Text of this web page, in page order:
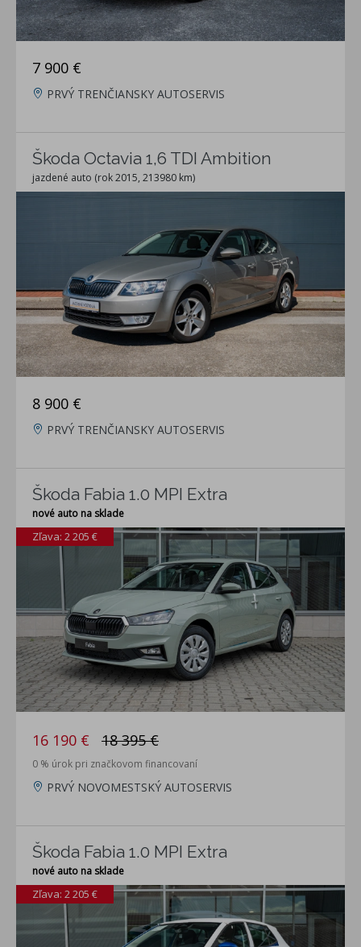
7 900 €
PRVÝ TRENČIANSKY AUTOSERVIS
Škoda Octavia 1,6 TDI Ambition
jazdené auto (rok 2015, 213980 km)
8 900 €
PRVÝ TRENČIANSKY AUTOSERVIS
Škoda Fabia 1.0 MPI Extra
nové auto na sklade
Zľava: 2 205 €
16 190 € 18 395 €
0 % úrok pri značkovom financovaní
PRVÝ NOVOMESTSKÝ AUTOSERVIS
Škoda Fabia 1.0 MPI Extra
nové auto na sklade
Zľava: 2 205 €